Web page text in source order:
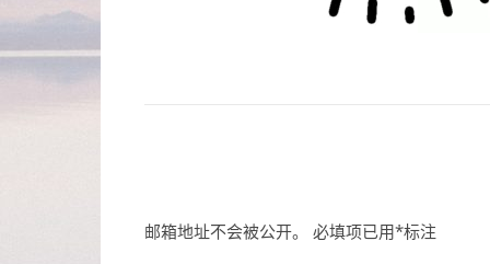
邮箱地址不会被公开。 必填项已用*标注